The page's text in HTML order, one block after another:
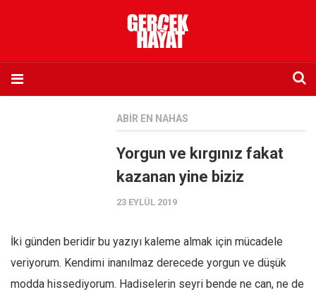
Abone olmak istiyorum
Sosyal Medya
ABIR EN NAHAS
Yorgun ve kırgınız fakat
kazanan yine biziz
23 EYLÜL 2019
İki günden beridir bu yazıyı kaleme almak için mücadele
veriyorum. Kendimi inanılmaz derecede yorgun ve düşük
modda hissediyorum. Hadiselerin seyri bende ne can, ne de